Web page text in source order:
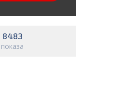
8483
показа